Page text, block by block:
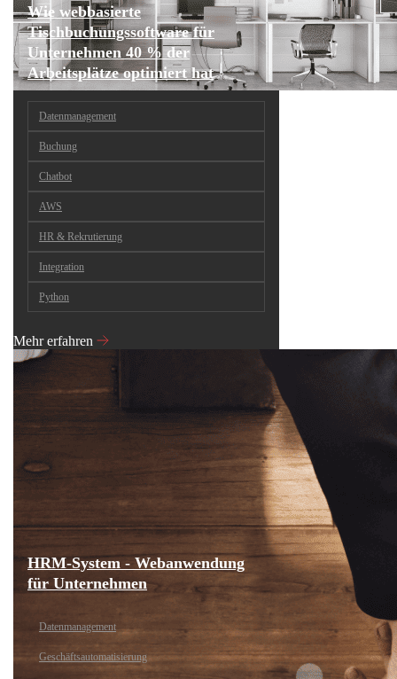
Wie webbasierte
Tischbuchungssoftware für
Unternehmen 40 % der
Arbeitsplätze optimiert hat
Datenmanagement
Buchung
Chatbot
AWS
HR & Rekrutierung
Integration
Python
Mehr erfahren
HRM-System - Webanwendung
für Unternehmen
Datenmanagement
Geschäftsautomatisierung